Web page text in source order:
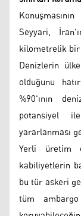
Seyyari,
kilometrelik bir
Denizlerin
olduğunu
%90'ının
potansiyel
yararlanması
Yerli üretim
kabiliyetlerin
bu tür askeri
tüm